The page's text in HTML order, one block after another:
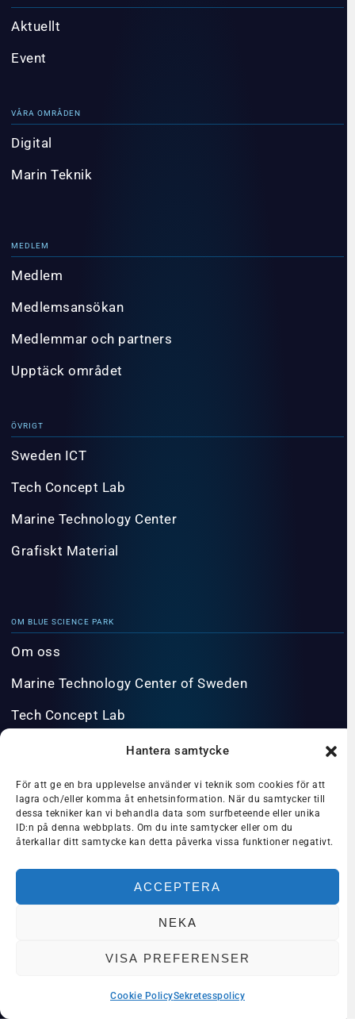
Aktuellt
Event
VÅRA OMRÅDEN
Digital
Marin Teknik
MEDLEM
Medlem
Medlemsansökan
Medlemmar och partners
Upptäck området
ÖVRIGT
Sweden ICT
Tech Concept Lab
Marine Technology Center
Grafiskt Material
OM BLUE SCIENCE PARK
Om oss
Marine Technology Center of Sweden
Tech Concept Lab
INFO@BLUESCIENCEPARK.SE